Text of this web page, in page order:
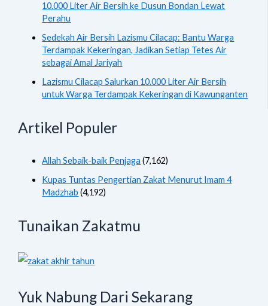
10.000 Liter Air Bersih ke Dusun Bondan Lewat
Perahu
Sedekah Air Bersih Lazismu Cilacap: Bantu Warga
Terdampak Kekeringan, Jadikan Setiap Tetes Air
sebagai Amal Jariyah
Lazismu Cilacap Salurkan 10.000 Liter Air Bersih
untuk Warga Terdampak Kekeringan di Kawunganten
Artikel Populer
Allah Sebaik-baik Penjaga (7,162)
Kupas Tuntas Pengertian Zakat Menurut Imam 4
Madzhab (4,192)
Tunaikan Zakatmu
Yuk Nabung Dari Sekarang